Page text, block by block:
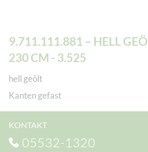
9.711.111.881 – HELL
230 CM - 3.525
hell geölt
Kanten gefast
KONTAKT
05532-1320